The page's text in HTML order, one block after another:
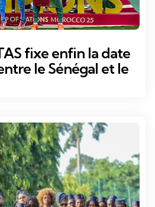
fixe enfin la date
le Sénégal et le